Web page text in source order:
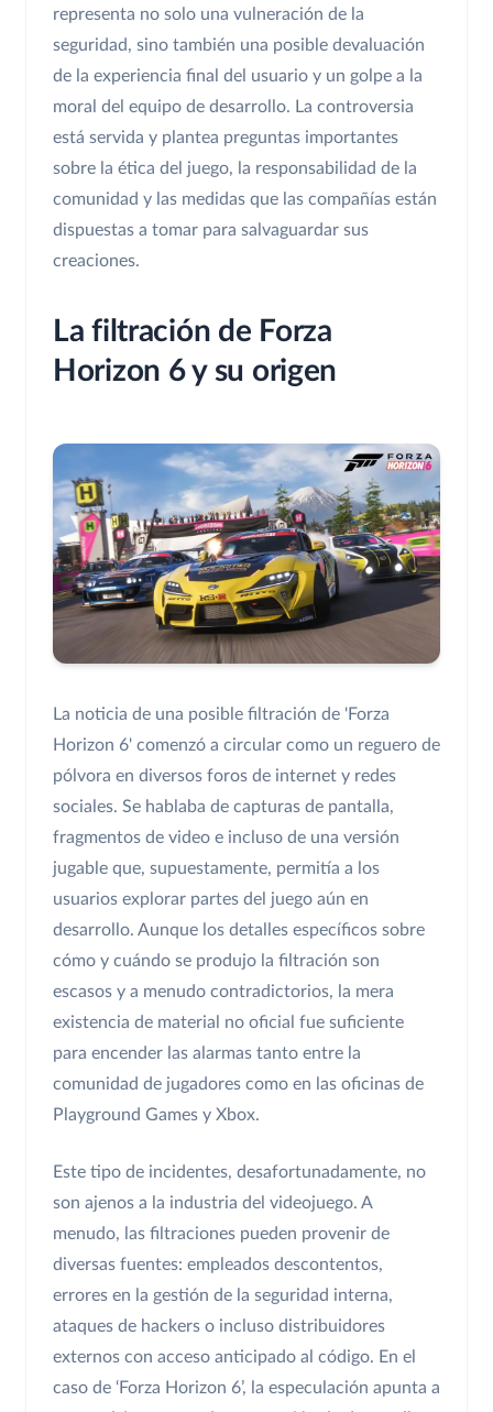
representa no solo una vulneración de la
seguridad, sino también una posible devaluación
de la experiencia final del usuario y un golpe a la
moral del equipo de desarrollo. La controversia
está servida y plantea preguntas importantes
sobre la ética del juego, la responsabilidad de la
comunidad y las medidas que las compañías están
dispuestas a tomar para salvaguardar sus
creaciones.
La filtración de Forza
Horizon 6 y su origen
La noticia de una posible filtración de 'Forza
Horizon 6' comenzó a circular como un reguero de
pólvora en diversos foros de internet y redes
sociales. Se hablaba de capturas de pantalla,
fragmentos de video e incluso de una versión
jugable que, supuestamente, permitía a los
usuarios explorar partes del juego aún en
desarrollo. Aunque los detalles específicos sobre
cómo y cuándo se produjo la filtración son
escasos y a menudo contradictorios, la mera
existencia de material no oficial fue suficiente
para encender las alarmas tanto entre la
comunidad de jugadores como en las oficinas de
Playground Games y Xbox.
Este tipo de incidentes, desafortunadamente, no
son ajenos a la industria del videojuego. A
menudo, las filtraciones pueden provenir de
diversas fuentes: empleados descontentos,
errores en la gestión de la seguridad interna,
ataques de hackers o incluso distribuidores
externos con acceso anticipado al código. En el
caso de ‘Forza Horizon 6’, la especulación apunta a